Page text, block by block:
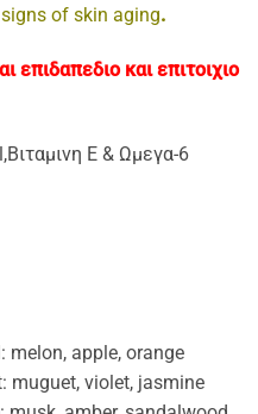
of skin aging.
επιδαπεδιο και επιτοιχιο
Ε & Ωμεγα-6
melon, apple, orange
muguet, violet, jasmine